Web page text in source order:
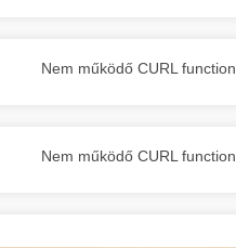
Nem működő CURL function.
Nem működő CURL function.